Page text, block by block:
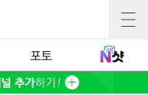
포토